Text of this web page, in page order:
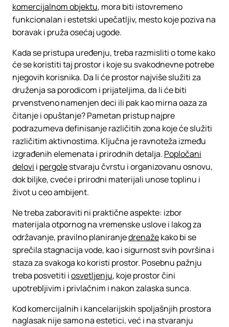
komercijalnom objektu, mora biti istovremeno
funkcionalan i estetski upečatljiv, mesto koje poziva na
boravak i pruža osećaj ugode.
Kada se pristupa uređenju, treba razmisliti o tome kako
će se koristiti taj prostor i koje su svakodnevne potrebe
njegovih korisnika. Da li će prostor najviše služiti za
druženja sa porodicom i prijateljima, da li će biti
prvenstveno namenjen deci ili pak kao mirna oaza za
čitanje i opuštanje? Pametan pristup najpre
podrazumeva definisanje različitih zona koje će služiti
različitim aktivnostima. Ključna je ravnoteža između
izgrađenih elemenata i prirodnih detalja. Popločani
delovi i pergolestvaraju čvrstu i organizovanu osnovu,
dok biljke, cveće i prirodni materijali unose toplinu i
život u ceo ambijent.
Ne treba zaboraviti ni praktične aspekte: izbor
materijala otpornog na vremenske uslove i lakog za
održavanje, pravilno planiranjedrenažekako bi se
sprečila stagnacija vode, kao i sigurnost svih površina i
staza za svakoga ko koristi prostor. Posebnu pažnju
treba posvetiti iosvetljenju, koje prostor čini
upotrebljivim i privlačnim i nakon zalaska sunca.
Kod komercijalnih i kancelarijskih spoljašnjih prostora
naglasak nije samo na estetici, već i na stvaranju